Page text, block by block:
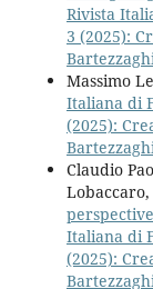
Rivista
3 (2025):
Massimo
Italiana di
(2025):
Claudio
Lobaccaro,
Italiana di
(2025):